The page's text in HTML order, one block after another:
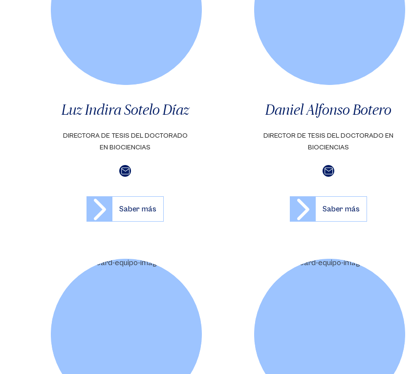
Luz Indira Sotelo Díaz
DIRECTORA DE TESIS DEL DOCTORADO
EN BIOCIENCIAS
Saber más
Daniel Alfonso Botero
DIRECTOR DE TESIS DEL DOCTORADO EN
BIOCIENCIAS
Saber más